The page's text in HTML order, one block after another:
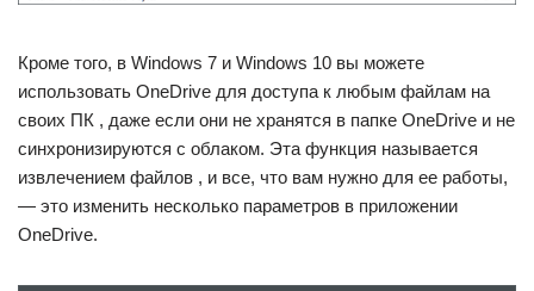
Кроме того, в Windows 7 и Windows 10 вы можете
использовать OneDrive для доступа к любым файлам на
своих ПК , даже если они не хранятся в папке OneDrive и не
синхронизируются с облаком. Эта функция называется
извлечением файлов , и все, что вам нужно для ее работы,
— это изменить несколько параметров в приложении
OneDrive.